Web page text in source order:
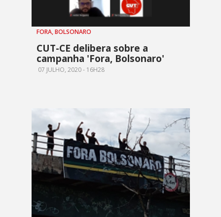
FORA, BOLSONARO
CUT-CE delibera sobre a
campanha 'Fora, Bolsonaro'
07 JULHO, 2020 - 16H28